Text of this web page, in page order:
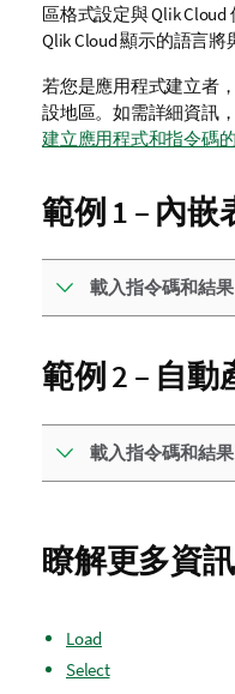
區格式設定與Qlik Cloud
Qlik Cloud顯示的語言將
若您是應用程式建立者
設地區。如需詳細資訊
建立應用程式和指令碼
範例 1 – 內
載入指令碼和結果
範例 2 – 自
載入指令碼和結果
瞭解更多資訊
Load
Select